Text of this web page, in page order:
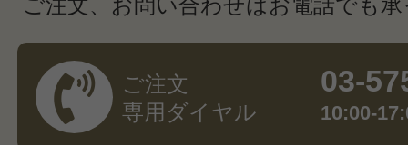
ご注文、お問い合わせはお電話でも
ご注文
専用ダイヤル
03-
10:00-